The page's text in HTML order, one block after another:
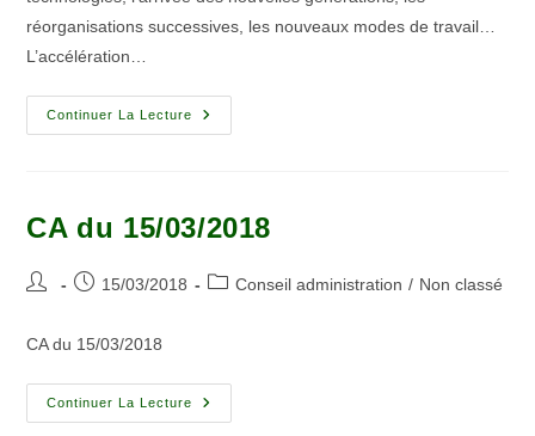
réorganisations successives, les nouveaux modes de travail…
L’accélération…
Continuer La Lecture
CA du 15/03/2018
15/03/2018 Conseil administration / Non classé
CA du 15/03/2018
Continuer La Lecture